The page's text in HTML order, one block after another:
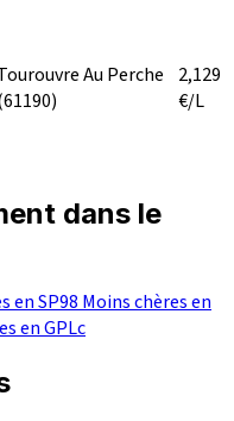
Au Perche
2,129
€/L
dans le
en SP98 Moins chères en
en GPLc